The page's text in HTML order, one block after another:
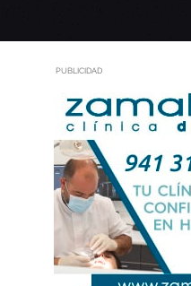
PUBLICIDAD